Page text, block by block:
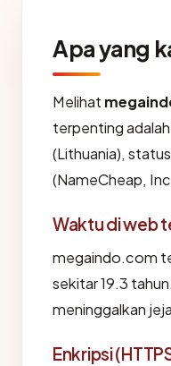
Apa yang
Melihat
terpenting
(Lithuania),
(NameCheap,
Waktu di web
megaindo.com
sekitar 19.3
meninggalkan
Enkripsi